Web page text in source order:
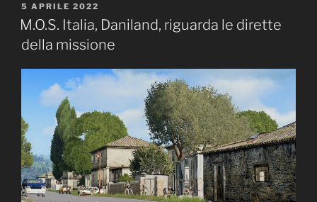
PUBBLICATO
IL
5 APRILE 2022
M.O.S. Italia, Daniland, riguarda le dirette
della missione